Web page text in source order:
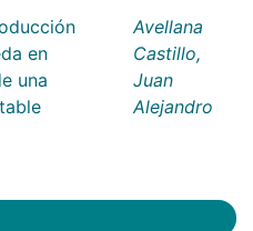
en
una
Avellana
Castillo,
Juan
Alejandro